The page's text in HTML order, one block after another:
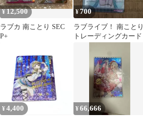
¥12,500
ラブカ 南ことり SEC
P+
¥700
ラブライブ！ 南ことり
トレーディングカード
¥ 4,400 ¥66,666